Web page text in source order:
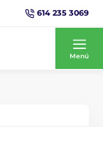
614 235 3069
Menú